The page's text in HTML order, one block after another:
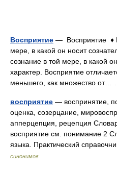
Восприятие — Восприятие ♦
мере, в какой он носит
сознание в той мере, в какой
характер. Восприятие
меньшего, как множество
восприятие — воспринятие,
оценка, созерцание,
апперцепция, рецепция
восприятие см. понимание 2
языка. Практический
синонимов